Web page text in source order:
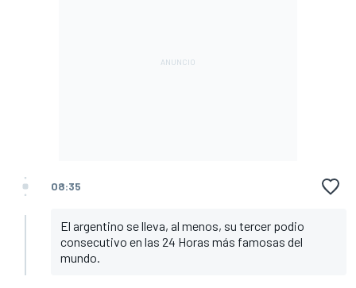
08:35
El argentino se lleva, al menos, su tercer podio
consecutivo en las 24 Horas más famosas del
mundo.